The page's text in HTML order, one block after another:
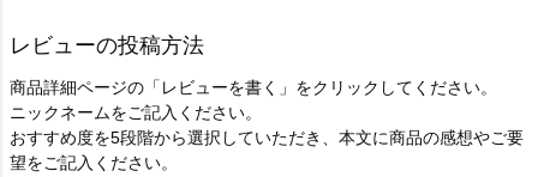
レビューの投稿方法
商品詳細ページの「レビューを書く」をクリックしてください。
ニックネームをご記入ください。
おすすめ度を5段階から選択していただき、本文に商品の感想やご要
望をご記入ください。